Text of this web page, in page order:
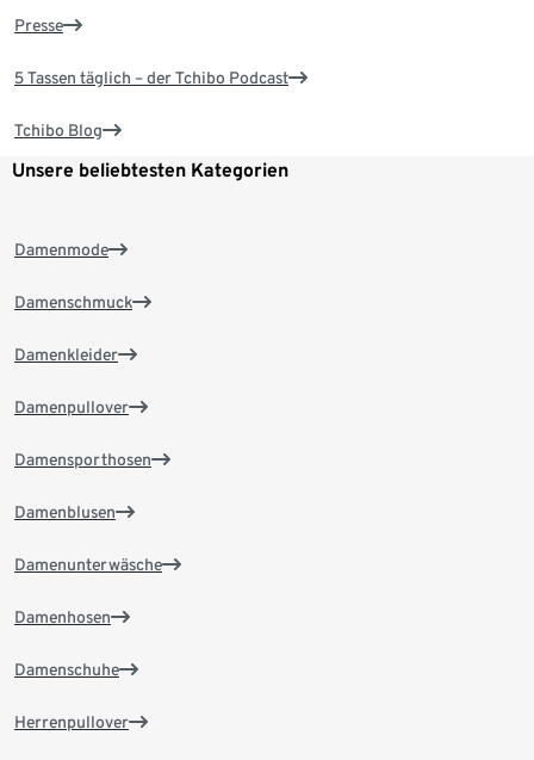
Presse
5 Tassen täglich – der Tchibo Podcast
Tchibo Blog
Unsere beliebtesten Kategorien
Damenmode
Damenschmuck
Damenkleider
Damenpullover
Damensporthosen
Damenblusen
Damenunterwäsche
Damenhosen
Damenschuhe
Herrenpullover